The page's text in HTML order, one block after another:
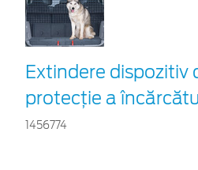
Extindere dispozitiv
protecţie a
1456774